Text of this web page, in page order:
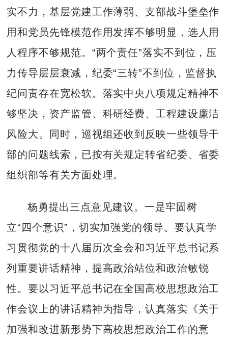
实不力，基层党建工作薄弱、支部战斗堡垒作
用和党员先锋模范作用发挥不够明显，选人用
人程序不够规范。“两个责任”落实不到位，压
力传导层层衰减，纪委“三转”不到位，监督执
纪问责存在宽松软。落实中央八项规定精神不
够坚决，资产监管、科研经费、工程建设廉洁
风险大。同时，巡视组还收到反映一些领导干
部的问题线索，已按有关规定转省纪委、省委
组织部等有关方面处理。
杨勇提出三点意见建议。一是牢固树
立“四个意识”，切实加强党的领导。要认真学
习贯彻党的十八届历次全会和习近平总书记系
列重要讲话精神，提高政治站位和政治敏锐
性。要以习近平总书记在全国高校思想政治工
作会议上的讲话精神为指导，认真落实《关于
加强和改进新形势下高校思想政治工作的意